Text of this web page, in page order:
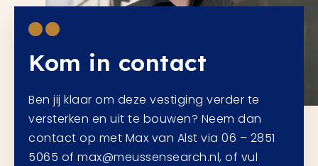
Kom in contact
Ben jij klaar om deze vestiging verder te
versterken en uit te bouwen? Neem dan
contact op met Max van Alst via 06 – 2851
5065 of max@meussensearch.nl, of vul